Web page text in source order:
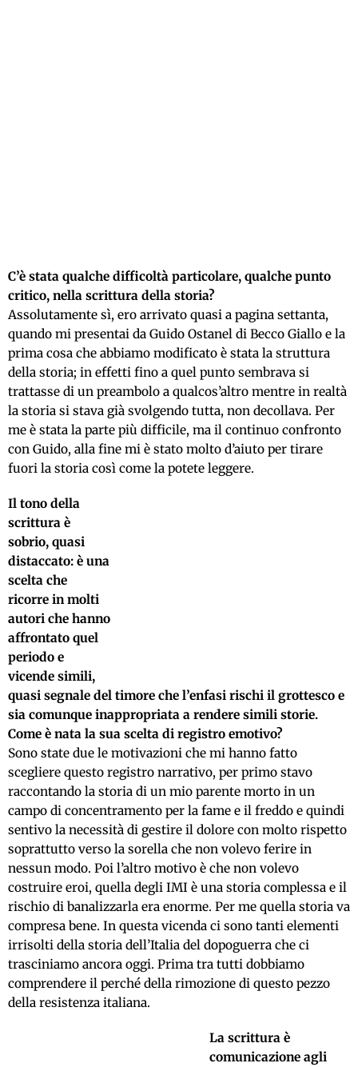
C’è stata qualche difficoltà particolare, qualche punto
critico, nella scrittura della storia?
Assolutamente sì, ero arrivato quasi a pagina settanta,
quando mi presentai da Guido Ostanel di Becco Giallo e la
prima cosa che abbiamo modificato è stata la struttura
della storia; in effetti fino a quel punto sembrava si
trattasse di un preambolo a qualcos’altro mentre in realtà
la storia si stava già svolgendo tutta, non decollava. Per
me è stata la parte più difficile, ma il continuo confronto
con Guido, alla fine mi è stato molto d’aiuto per tirare
fuori la storia così come la potete leggere.
Il tono della
scrittura è
sobrio, quasi
distaccato: è una
scelta che
ricorre in molti
autori che hanno
affrontato quel
periodo e
vicende simili,
quasi segnale del timore che l’enfasi rischi il grottesco e
sia comunque inappropriata a rendere simili storie.
Come è nata la sua scelta di registro emotivo?
Sono state due le motivazioni che mi hanno fatto
scegliere questo registro narrativo, per primo stavo
raccontando la storia di un mio parente morto in un
campo di concentramento per la fame e il freddo e quindi
sentivo la necessità di gestire il dolore con molto rispetto
soprattutto verso la sorella che non volevo ferire in
nessun modo. Poi l’altro motivo è che non volevo
costruire eroi, quella degli IMI è una storia complessa e il
rischio di banalizzarla era enorme. Per me quella storia va
compresa bene. In questa vicenda ci sono tanti elementi
irrisolti della storia dell’Italia del dopoguerra che ci
trasciniamo ancora oggi. Prima tra tutti dobbiamo
comprendere il perché della rimozione di questo pezzo
della resistenza italiana.
La scrittura è
comunicazione agli